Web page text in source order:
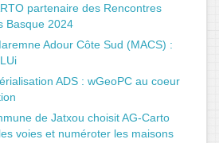
partenaire des Rencontres
Basque 2024
Adour Côte Sud (MACS) :
ADS : wGeoPC au coeur
de Jatxou choisit AG-Carto
voies et numéroter les maisons